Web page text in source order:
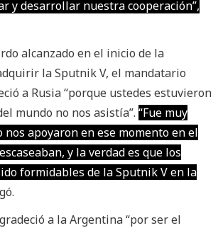
y desarrollar nuestra cooperación”,
alcanzado en el inicio de la
la Sputnik V, el mandatario
a Rusia “porque ustedes estuvieron
mundo no nos asistía”. “Fue muy
apoyaron en ese momento en el
y la verdad es que los
formidables de la Sputnik V en la
a la Argentina “por ser el